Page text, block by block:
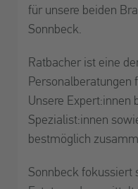
für unsere beiden
Sonnbeck.
Ratbacher ist eine
Personalberatungen
Unsere Expert:innen
Spezialist:innen
bestmöglich
Sonnbeck fokussiert